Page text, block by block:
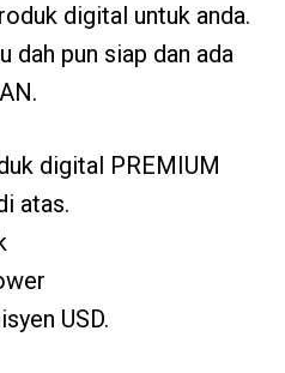
digital untuk anda.
dah pun siap dan ada
digital PREMIUM
atas.
USD.